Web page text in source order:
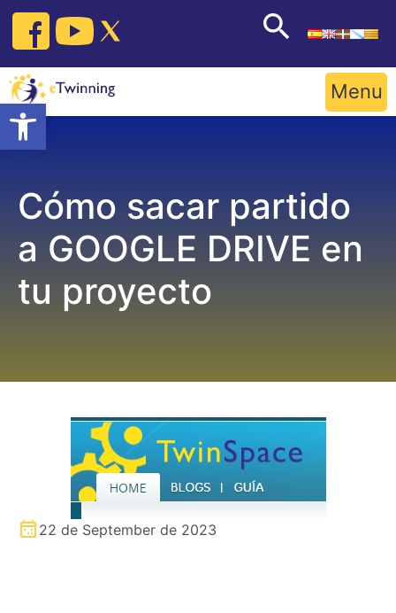
Open toolbar
Skip
content
Menu
Cómo sacar partido
a GOOGLE DRIVE en
tu proyecto
22 de September de 2023